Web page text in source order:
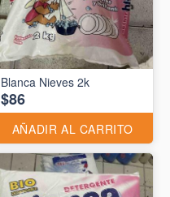
Blanca Nieves 2k
$86
AÑADIR AL CARRITO